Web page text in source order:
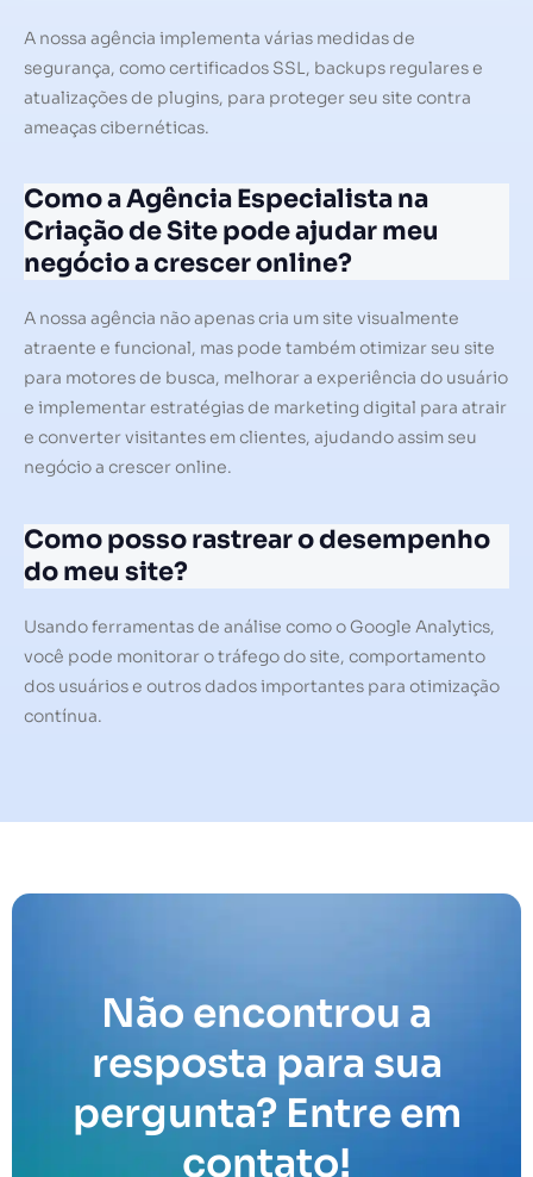
A nossa agência implementa várias medidas de
segurança, como certificados SSL, backups regulares e
atualizações de plugins, para proteger seu site contra
ameaças cibernéticas.
Como a Agência Especialista na
Criação de Site pode ajudar meu
negócio a crescer online?
A nossa agência não apenas cria um site visualmente
atraente e funcional, mas pode também otimizar seu site
para motores de busca, melhorar a experiência do usuário
e implementar estratégias de marketing digital para atrair
e converter visitantes em clientes, ajudando assim seu
negócio a crescer online.
Como posso rastrear o desempenho
do meu site?
Usando ferramentas de análise como o Google Analytics,
você pode monitorar o tráfego do site, comportamento
dos usuários e outros dados importantes para otimização
contínua.
Não encontrou a
resposta para sua
pergunta? Entre em
contato!